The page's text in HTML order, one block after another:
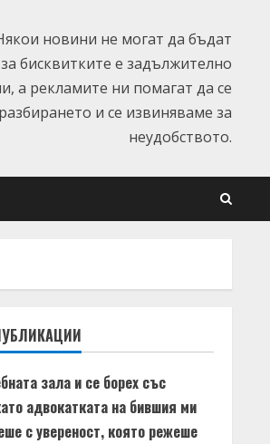
новини не могат да бъдат
бисквитките е задължително
а рекламите ни помагат да се
и се извиняваме за
неудобството.
зала и се борех със
адвокатката на бившия ми
с увереност, която режеше